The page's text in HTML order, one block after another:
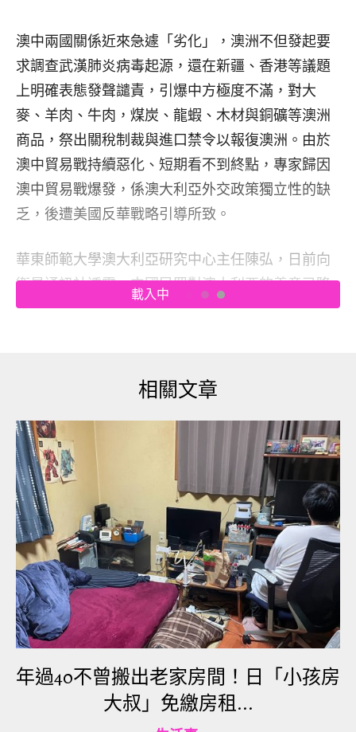
澳中兩國關係近來急遽「劣化」，澳洲不但發起要
求調查武漢肺炎病毒起源，還在新疆、香港等議題
上明確表態發聲譴責，引爆中方極度不滿，對大
麥、羊肉、牛肉，煤炭、龍蝦、木材與銅礦等澳洲
商品，祭出關稅制裁與進口禁令以報復澳洲。由於
澳中貿易戰持續惡化、短期看不到終點，專家歸因
澳中貿易戰爆發，係澳大利亞外交政策獨立性的缺
乏，後遭美國反華戰略引導所致。
華東師範大學澳大利亞研究中心主任陳弘，日前向
衛星通訊社透露，中國民眾對澳大利亞的善意已降
至歷史最低水平。陳弘認為：「2020年是中澳關係
政，屢屢挑戰中國的核心利益。必須意識到，澳方
中國企業界、投資者、消費者正在越來越失去對澳
大利亞營商環境的信心，這是澳大利亞自由黨-國家
黨聯盟政府一手造成的。澳大利亞國內早就有反華
勢力呼應美國，鼓譟與中國經濟脫鈎。而現在，坎
培拉近年來的對中國敵視政策正在實質性地割裂兩
國經貿關係。
陳弘認為:「事實是澳大利亞破壞了中澳經貿關係，
而根本不是中國對澳發動甚麼貿易戰。自2017年年
中以來，澳大利亞政府在錯誤的冷戰思維和美國反
華戰略的引導下，將中澳關係逐步推向深淵。兩國
關係必將會實質性地被坎培拉推向政冷經冷的局
載入中
相關文章
年過40不曾搬出老家房間！日「小孩房
大叔」免繳房租...